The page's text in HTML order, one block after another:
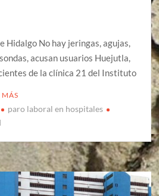
Hidalgo No hay jeringas, agujas,
acusan usuarios Huejutla,
de la clínica 21 del Instituto
MÁS
paro laboral en hospitales